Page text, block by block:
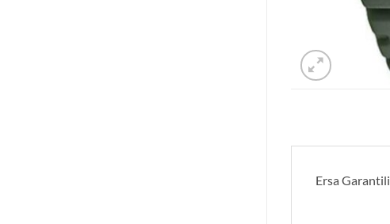
Ersa Garantili